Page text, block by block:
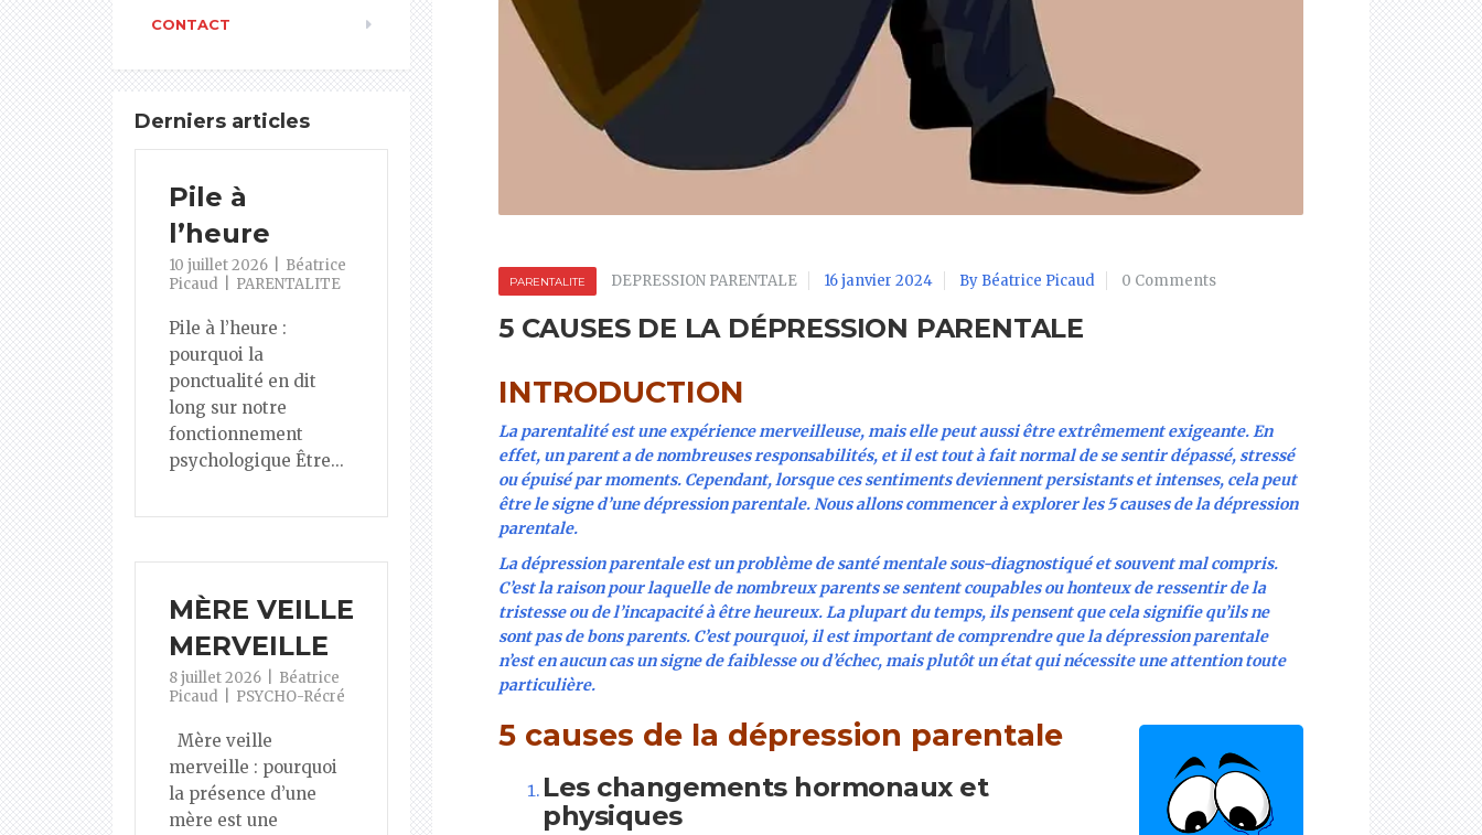
PARENTALITE DEPRESSION PARENTALE 16 janvier 2024 By Béatrice Picaud 0 Comments
5 CAUSES DE LA DÉPRESSION PARENTALE
INTRODUCTION
La parentalité est une expérience merveilleuse, mais elle peut aussi être extrêmement exigeante. En
effet, un parent a de nombreuses responsabilités, et il est tout à fait normal de se sentir dépassé, stressé
ou épuisé par moments. Cependant, lorsque ces sentiments deviennent persistants et intenses, cela peut
être le signe d’une dépression parentale. Nous allons commencer à explorer les 5 causes de la dépression
parentale.
La dépression parentale est un problème de santé mentale sous-diagnostiqué et souvent mal compris.
C’est la raison pour laquelle de nombreux parents se sentent coupables ou honteux de ressentir de la
tristesse ou de l’incapacité à être heureux. La plupart du temps, ils pensent que cela signifie qu’ils ne
sont pas de bons parents. C’est pourquoi, il est important de comprendre que la dépression parentale
n’est en aucun cas un signe de faiblesse ou d’échec, mais plutôt un état qui nécessite une attention toute
particulière.
5 causes de la dépression parentale
Les changements hormonaux et
physiques
CONTACT
Derniers articles
Pile à
l’heure
10 juillet 2026
Béatrice
Picaud
PARENTALITE
Pile à l’heure :
pourquoi la
ponctualité en dit
long sur notre
fonctionnement
psychologique Être...
MÈRE VEILLE
MERVEILLE
8 juillet 2026
Béatrice
Picaud
PSYCHO-Récré
Mère veille
merveille : pourquoi
la présence d’une
mère est une